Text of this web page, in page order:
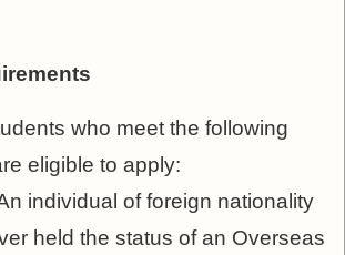
who meet the following
eligible to apply:
individual of foreign nationality
held the status of an Overseas